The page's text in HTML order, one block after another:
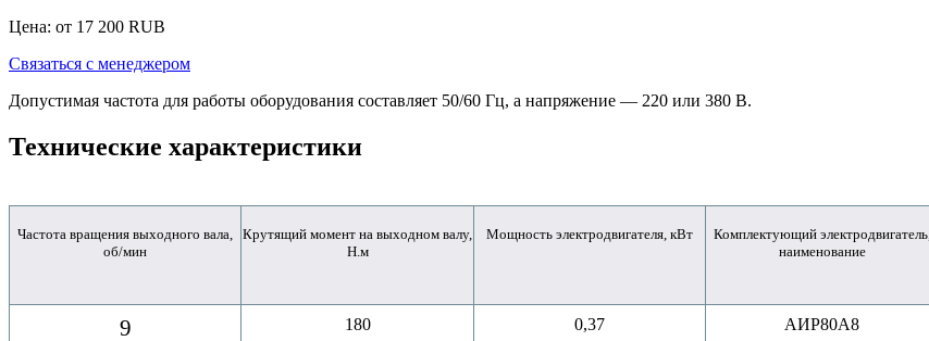
Цена: от 17 200 RUB
Связаться с менеджером
Допустимая частота для работы оборудования составляет 50/60 Гц, а напряжение ― 220 или 380 В.
Технические характеристики
Частота вращения выходного вала,
об/мин
Крутящий момент на выходном валу,
Н.м
Мощность электродвигателя, кВт
Комплектующий электродвигатель,
наименование
9 180 0,37 АИР80A8